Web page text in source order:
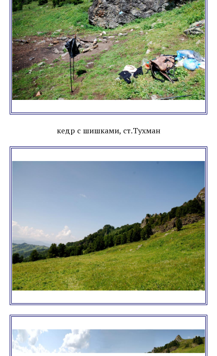
кедр с шишками, ст.Тухман